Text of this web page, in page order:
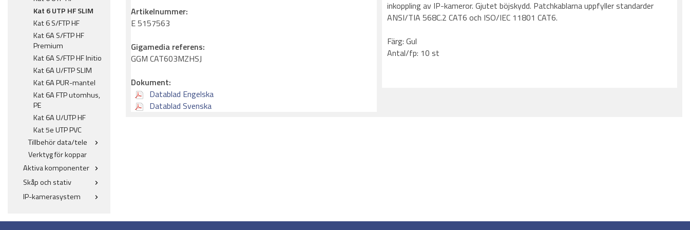
Kat 6 UTP HF SLIM
Kat 6 S/FTP HF
Kat 6A S/FTP HF
Premium
Kat 6A S/FTP HF Initio
Kat 6A U/FTP SLIM
Kat 6A PUR-mantel
Kat 6A FTP utomhus,
PE
Kat 6A U/UTP HF
Kat 5e UTP PVC
Tillbehör data/tele
Verktyg för koppar
Aktiva komponenter
Skåp och stativ
IP-kamerasystem
inkoppling av IP-kameror. Gjutet böjskydd. Patchkablarna uppfyller standarder
ANSI/TIA 568C.2 CAT6 och ISO/IEC 11801 CAT6.
Färg: Gul
Antal/fp: 10 st
Artikelnummer:
E 5157563
Gigamedia referens:
GGM CAT603MZHSJ
Dokument:
Datablad Engelska
Datablad Svenska